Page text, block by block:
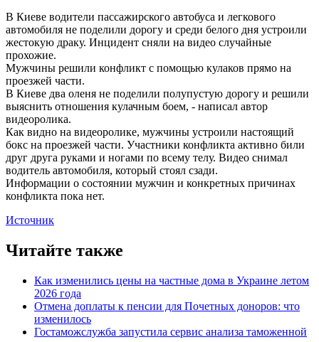
В Киеве водители пассажирского автобуса и легкового
автомобиля не поделили дорогу и среди белого дня устроили
жестокую драку. Инцидент сняли на видео случайные
прохожие.
Мужчины решили конфликт с помощью кулаков прямо на
проезжей части.
В Киеве два оленя не поделили полупустую дорогу и решили
выяснить отношения кулачным боем, - написал автор
видеоролика.
Как видно на видеоролике, мужчины устроили настоящий
бокс на проезжей части. Участники конфликта активно били
друг друга руками и ногами по всему телу. Видео снимал
водитель автомобиля, который стоял сзади.
Информации о состоянии мужчин и конкретных причинах
конфликта пока нет.
Источник
Читайте также
Как изменились цены на частные дома в Украине летом
2026 года
Отмена доплаты к пенсии для Почетных доноров: что
изменилось
Гостаможслужба запустила сервис анализа таможенной